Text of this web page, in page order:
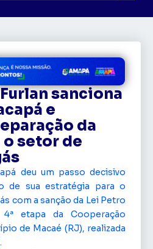
sanciona
e
da
setor de
deu um passo decisivo
de sua estratégia para o
com a sanção da Lei Petro
etapa da Cooperação
de Macaé (RJ), realizada